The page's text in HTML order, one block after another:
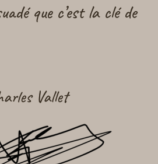
que c’est la clé de
Vallet